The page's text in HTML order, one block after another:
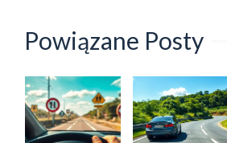
Powiązane Posty